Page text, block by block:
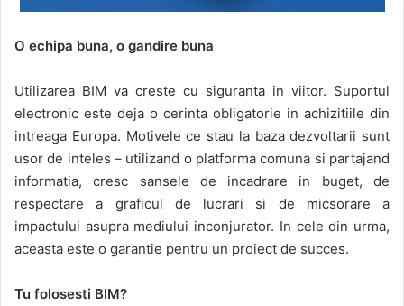
O echipa buna, o gandire buna
Utilizarea BIM va creste cu siguranta in viitor. Suportul
electronic este deja o cerinta obligatorie in achizitiile din
intreaga Europa. Motivele ce stau la baza dezvoltarii sunt
usor de inteles – utilizand o platforma comuna si partajand
informatia, cresc sansele de incadrare in buget, de
respectare a graficul de lucrari si de micsorare a
impactului asupra mediului inconjurator. In cele din urma,
aceasta este o garantie pentru un proiect de succes.
Tu folosesti BIM?